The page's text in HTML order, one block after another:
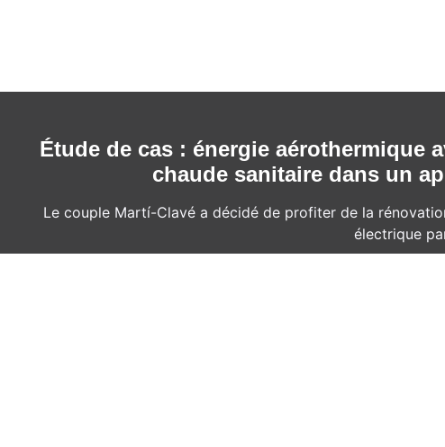
Étude de cas : énergie aérothermique
chaude sanitaire dans un
Le couple Martí-Clavé a décidé de profiter de la
électrique